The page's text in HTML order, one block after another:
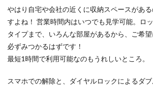
やはり自宅や会社の近くに収納スペースがあ
すよね！ 営業時間内はいつでも見学可能。ロ
タイプまで、いろんな部屋があるから、ご希
必ずみつかるはずです！
最短1時間で利用可能なのもうれしいところ。
スマホでの解除と、ダイヤルロックによるダ